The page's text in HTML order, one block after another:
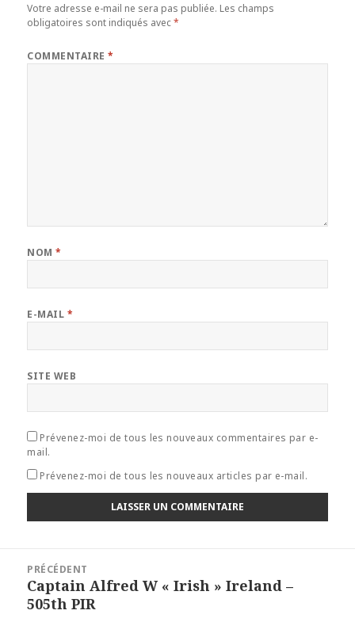
Votre adresse e-mail ne sera pas publiée. Les champs
obligatoires sont indiqués avec*
COMMENTAIRE*
NOM*
E-MAIL *
SITE WEB
Prévenez-moi de tous les nouveaux commentaires par e-
mail.
Prévenez-moi de tous les nouveaux articles par e-mail.
l’article
PRÉCÉDENT
Article
précédent :
Captain Alfred W « Irish » Ireland –
505th PIR